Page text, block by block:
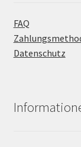
FAQ
Datenschutz